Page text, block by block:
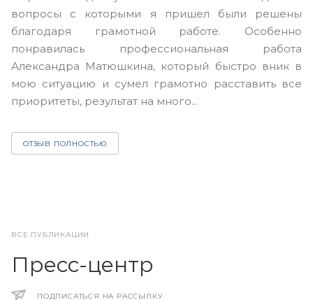
вопросы с которыми я пришел были решены
благодаря грамотной работе. Особенно
понравилась профессиональная работа
Александра Матюшкина, который быстро вник в
мою ситуацию и сумел грамотно расставить все
приоритеты, результат на много...
ОТЗЫВ ПОЛНОСТЬЮ
ВСЕ ПУБЛИКАЦИИ
Пресс-центр
ПОДПИСАТЬСЯ НА РАССЫЛКУ